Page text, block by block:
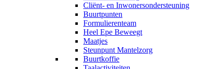
Cliënt- en Inwonersondersteuning
Buurtpunten
Formulierenteam
Heel Epe Beweegt
Maatjes
Steunpunt Mantelzorg
Buurtkoffie